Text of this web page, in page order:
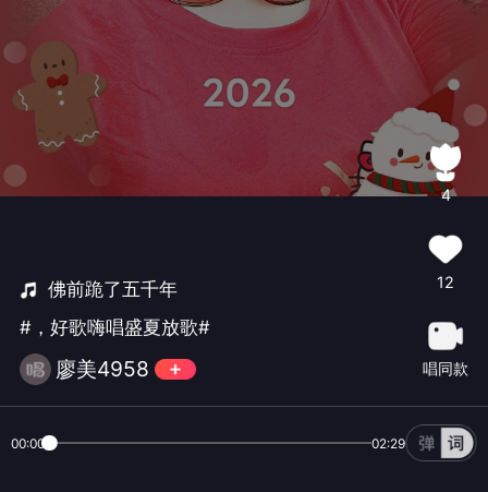
佛前跪了五千年
#，好歌嗨唱盛夏放歌#
廖美4958
4
12
唱同款
00:00 02:29